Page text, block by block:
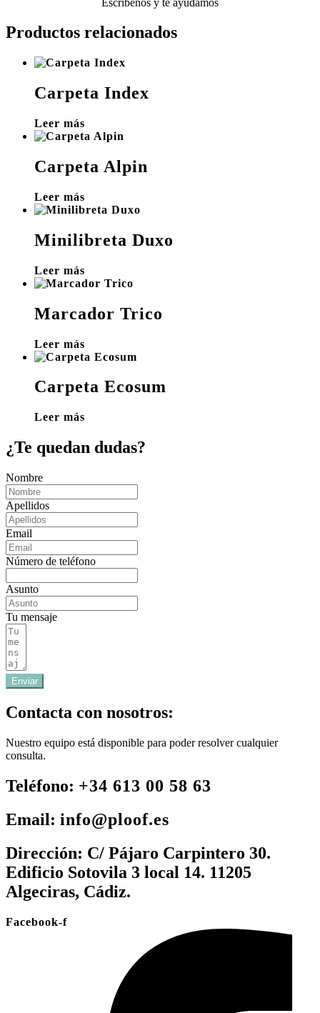
Productos relacionados
Carpeta Index
Leer más
Carpeta Alpin
Leer más
Minilibreta Duxo
Leer más
Marcador Trico
Leer más
Carpeta Ecosum
Leer más
¿Te quedan dudas?
Nombre
Apellidos
Email
Número de teléfono
Asunto
Tu mensaje
Enviar
Contacta con nosotros:
Nuestro equipo está disponible para poder resolver cualquier
consulta.
Teléfono: +34 613 00 58 63
Email: info@ploof.es
Dirección: C/ Pájaro Carpintero 30.
Edificio Sotovila 3 local 14. 11205
Algeciras, Cádiz.
Facebook-f